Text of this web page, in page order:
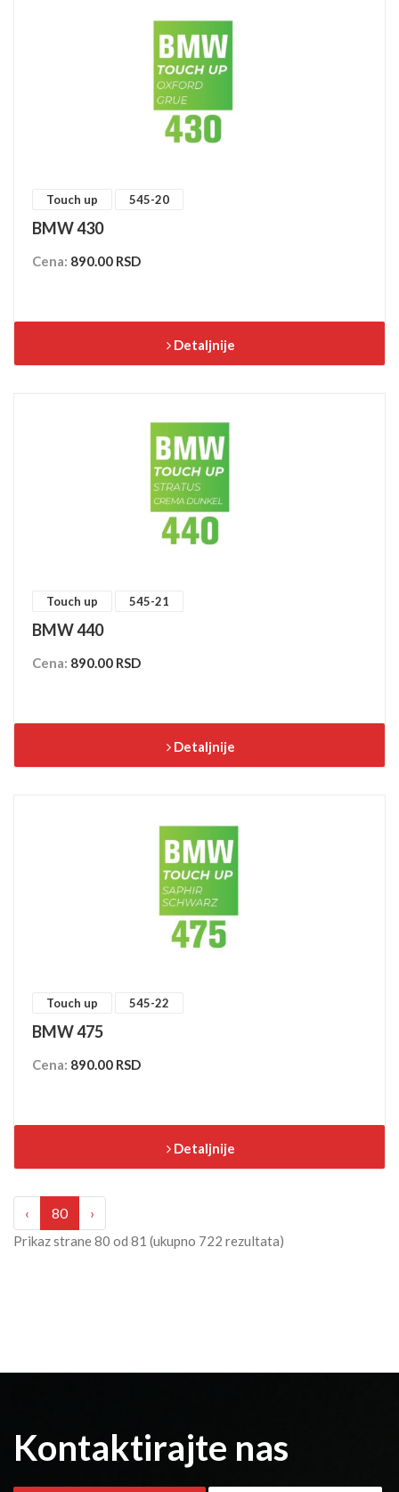
Touch up 545-20
BMW 430
Cena: 890.00 RSD
Detaljnije
Touch up 545-21
BMW 440
Cena: 890.00 RSD
Detaljnije
Touch up 545-22
BMW 475
Cena: 890.00 RSD
Detaljnije
‹ 80 ›
Prikaz strane80 od 81 (ukupno 722 rezultata)
Kontaktirajte nas